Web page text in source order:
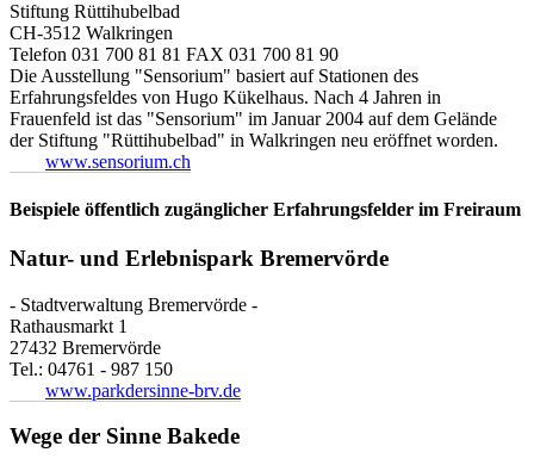
Stiftung Rüttihubelbad
CH-3512 Walkringen
Telefon 031 700 81 81 FAX 031 700 81 90
Die Ausstellung "Sensorium" basiert auf Stationen des
Erfahrungsfeldes von Hugo Kükelhaus. Nach 4 Jahren in
Frauenfeld ist das "Sensorium" im Januar 2004 auf dem Gelände
der Stiftung "Rüttihubelbad" in Walkringen neu eröffnet worden.
www.sensorium.ch
Beispiele öffentlich zugänglicher Erfahrungsfelder im Freiraum
Natur- und Erlebnispark Bremervörde
- Stadtverwaltung Bremervörde -
Rathausmarkt 1
27432 Bremervörde
Tel.: 04761 - 987 150
www.parkdersinne-brv.de
Wege der Sinne Bakede